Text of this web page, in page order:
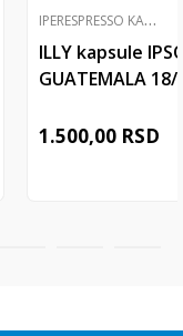
I
PERESPRESSO KAPSULE
ILLY kapsule
GUATEMALA 18/
1.500,00 RSD